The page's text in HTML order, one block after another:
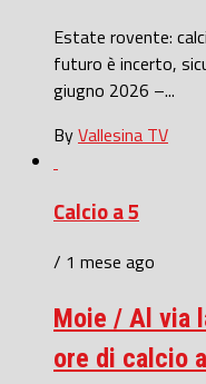
Estate rovente:
futuro è incerto,
giugno 2026 –...
ByVallesina TV
Calcio a 5
/ 1 mese ago
Moie / Al via
ore di calcio